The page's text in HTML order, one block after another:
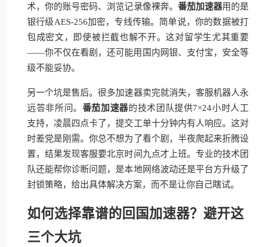
术，你的账号密码、浏览记录像裸奔。 番茄加速器用的是
银行级AES-256加密，专线传输。简单说，你的数据被打
包成密文，即使被拦截也解不开。这对留学生尤其重要
——你不仅在看剧，还可能用国内网银、支付宝，安全等
级不能妥协。
另一个坑是售后。很多加速器卖完就消失，客服机器人永
远答非所问。 番茄加速器的技术团队提供7×24小时人工
支持，凌晨四点卡了，提交工单十分钟内有人响应。这对
时差党是刚需。你总不想为了看个剧，半夜爬起来折腾设
置，结果发现客服要北京时间九点才上班。专业的技术团
队还能帮你诊断问题，是本地网络波动还是平台方升级了
封锁策略，给出具体解决方案，而不是让你自己瞎试。
如何选择靠谱的回国加速器？避开这
三个大坑